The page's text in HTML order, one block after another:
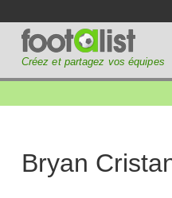
Créez et partagez vos équipes
Bryan